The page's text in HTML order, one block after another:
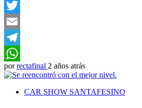
Facebook
Twitter
Email
Telegram
WhatsApp
por rectafinal 2 años atrás
CAR SHOW SANTAFESINO